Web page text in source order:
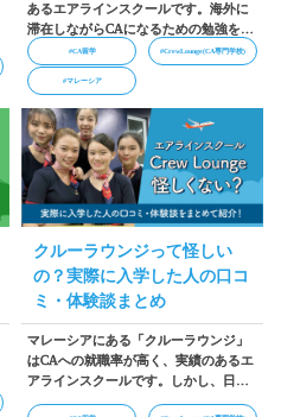
あるエアラインスクールです。海外に
滞在しながらCAになるための勉強をす
る「CA留学」ができるエアラインスク
ールとして、注目を浴びています。本
記事では「どんなところなの？」「な
ぜ注目されているの？」と疑問に思っ
ている方に向けて、クルーラウンジが
どんなエアラインスクールなのか紹介
します。…
#CA留学 #CrewLounge(CA専門学校)
#マレーシア
クルーラウンジって怪しい
の？実際に入学した人の口コ
ミ・体験談まとめ
マレーシアにある「クルーラウンジ」
はCAへの就職率が高く、実績のあるエ
アラインスクールです。しかし、日本